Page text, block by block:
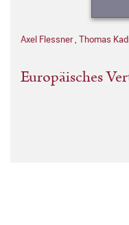
Axel Flessner, Thomas
Europäisches